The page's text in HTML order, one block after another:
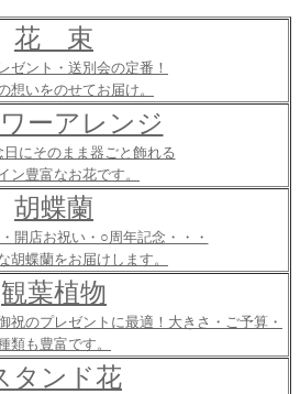
花 束
ゼント・送別会の定番！
想いをのせてお届け。
ーアレンジ
日にそのまま器ごと飾れる
ン豊富なお花です。
胡蝶蘭
開店お祝い・○周年記念・・・
胡蝶蘭をお届けします。
観葉植物
祝のプレゼントに最適！大きさ・ご予算・
類も豊富です。
タンド花